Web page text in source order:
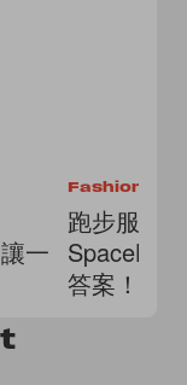
一
Fashion
跑步服也
答案！